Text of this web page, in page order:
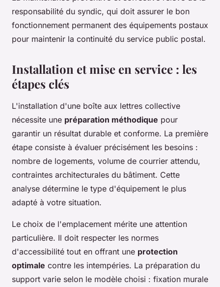
responsabilité du syndic, qui doit assurer le bon
fonctionnement permanent des équipements postaux
pour maintenir la continuité du service public postal.
Installation et mise en service : les
étapes clés
L'installation d'une boîte aux lettres collective
nécessite une préparation méthodique pour
garantir un résultat durable et conforme. La première
étape consiste à évaluer précisément les besoins :
nombre de logements, volume de courrier attendu,
contraintes architecturales du bâtiment. Cette
analyse détermine le type d'équipement le plus
adapté à votre situation.
Le choix de l'emplacement mérite une attention
particulière. Il doit respecter les normes
d'accessibilité tout en offrant une protection
optimale contre les intempéries. La préparation du
support varie selon le modèle choisi : fixation murale